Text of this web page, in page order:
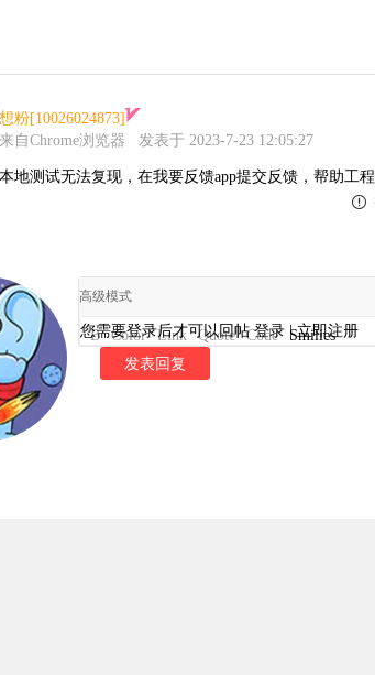
想粉[10026024873]
来自Chrome浏览器
发表于 2023-7-23 12:05:27
本地测试无法复现，在我要反馈app提交反馈，帮助工程
高级模式
B Color Link Quote Code Smilies
您需要登录后才可以回帖登录 |立即注册
发表回复